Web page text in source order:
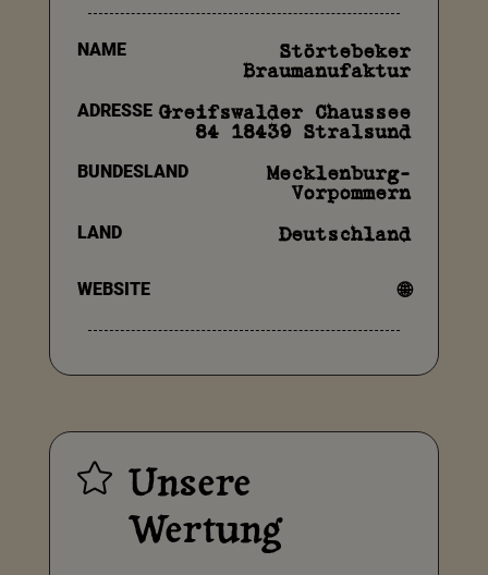
NAME
Störtebeker
Braumanufaktur
ADRESSE Greifswalder Chaussee
84 18439 Stralsund
BUNDESLAND
Mecklenburg-
Vorpommern
LAND Deutschland
WEBSITE 🌐
 Unsere
Wertung